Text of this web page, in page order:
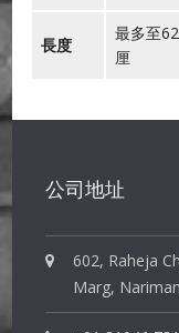
長度
最多至
厘
公司地址
602, Raheja
Marg,